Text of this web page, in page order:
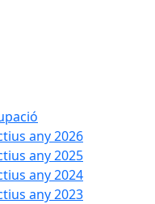
any 2026
any 2025
any 2024
any 2023